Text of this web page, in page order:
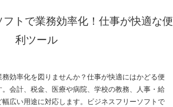
フトで業務効率化！仕事が快適な便
利ツール
効率化を図りませんか？仕事が快適にはかどる便
会計、税金、医療や病院、学校の教務、人事・給
広い用途に対応します。ビジネスフリーソフトで